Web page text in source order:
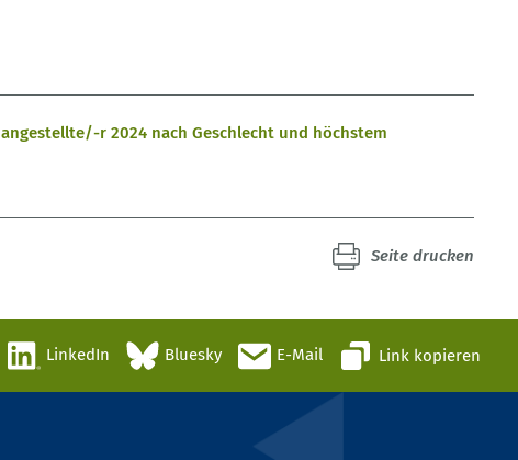
r 2024 nach Geschlecht und höchstem
Seite drucken
LinkedIn Bluesky E-Mail Link kopieren